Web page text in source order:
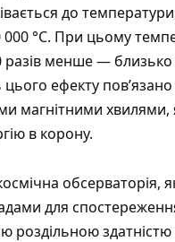
до
°С. При цьому
менше — близько
ефекту пов’язано
магнітними хвилями,
в корону.
обсерваторія,
для
роздільною здатністю